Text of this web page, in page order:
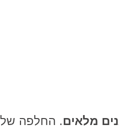
מלאים. החלפה של